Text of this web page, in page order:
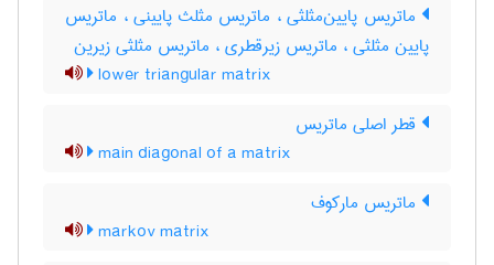
ماتریس پایین‌مثلثی ، ماتریس مثلث پایینی ، ماتریس
پایین مثلثی ، ماتریس زیرقطری ، ماتریس مثلثی زیرین
lower triangular matrix
قطر اصلی ماتریس
main diagonal of a matrix
ماتریس مارکوف
markov matrix